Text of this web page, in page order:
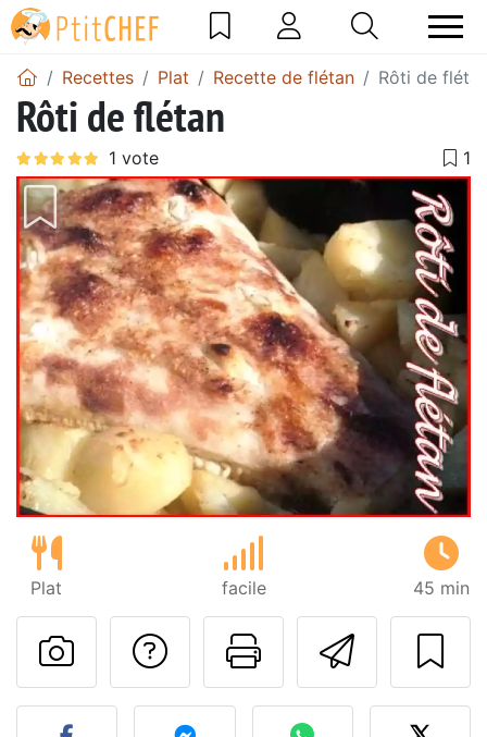
Recettes Plat Recette de flétan Rôti de
Rôti de flétan
Plat facile 45 min
Imprimer
Poser une
Publier votre photo de